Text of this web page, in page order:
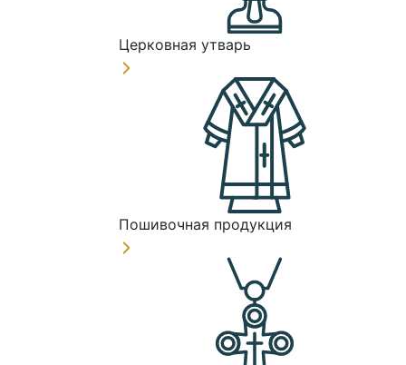
Церковная утварь
Пошивочная продукция